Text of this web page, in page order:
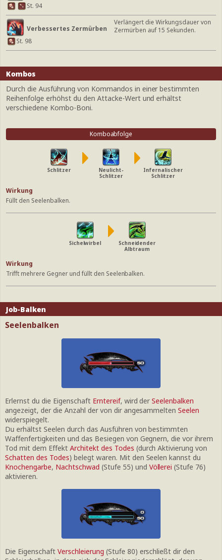
St. 94
Verbessertes Zermürben
St. 98
Verlängert die Wirkungsdauer von
Zermürben auf 15 Sekunden.
Kombos
Durch die Ausführung von Kommandos in einer bestimmten
Reihenfolge erhöhst du den Attacke-Wert und erhältst
verschiedene Kombo-Boni.
Komboabfolge
Schlitzer
Neulicht-
Schlitzer
Infernalischer
Schlitzer
Wirkung
Füllt den Seelenbalken.
Sichelwirbel
Schneidender
Albtraum
Wirkung
Trifft mehrere Gegner und füllt den Seelenbalken.
Job-Balken
Seelenbalken
Erlernst du die Eigenschaft Erntereif, wird derSeelenbalken
angezeigt, der die Anzahl der von dir angesammeltenSeelen
widerspiegelt.
Du erhältst Seelen durch das Ausführen von bestimmten
Waffenfertigkeiten und das Besiegen von Gegnern, die vor ihrem
Tod mit dem Effekt Architekt des Todes (durch Aktivierung von
Schatten des Todes) belegt waren. Mit den Seelen kannst du
Knochengarbe, Nachtschwad (Stufe 55) und Völlerei (Stufe 76)
aktivieren.
Die Eigenschaft Verschleierung (Stufe 80) erschließt dir den